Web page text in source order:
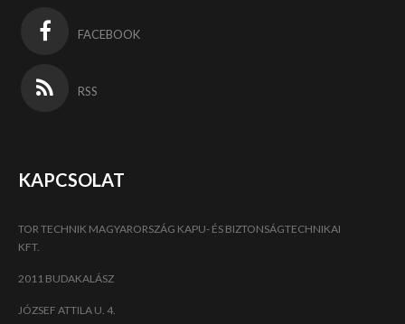
FACEBOOK
RSS
KAPCSOLAT
TOR TECHNIK MAGYARORSZÁG KAPU- ÉS BIZTONSÁGTECHNIKAI
KFT.
2011 BUDAKALÁSZ
JÓZSEF ATTILA U. 4.